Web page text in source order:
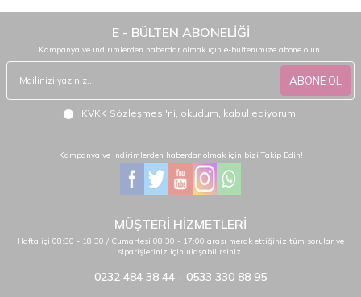
E - BÜLTEN ABONELİĞİ
Kampanya ve indirimlerden haberdar olmak için e-bültenimize abone olun.
ABONE OL
KVKK Sözleşmesi'ni, okudum, kabul ediyorum.
Kampanya ve indirimlerden haberdar olmak için bizi Takip Edin!
MÜŞTERİ HİZMETLERİ
Hafta içi 08:30 - 18:30 / Cumartesi 08:30 - 17:00 arası merak ettiğiniz tüm sorular ve
siparişleriniz için ulaşabilirsiniz.
0232 484 38 44 - 0533 330 88 95